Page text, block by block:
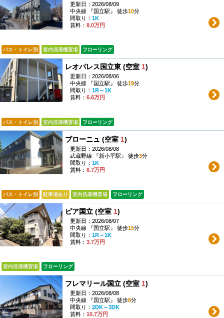
更新日：2026/08/09
中央線 『国立駅』 徒歩10分
間取り： 1K
賃料： 8.0万円
バス・トイレ別 室内洗濯機置場 フローリング
レオパレス国立東 (空室 1)
更新日：2026/08/06
中央線 『国立駅』 徒歩19分
間取り： 1R～1K
賃料： 6.6万円
バス・トイレ別 室内洗濯機置場 フローリング
ブローニュ (空室 1)
更新日：2026/08/08
武蔵野線 『新小平駅』 徒歩3分
間取り： 1K
賃料： 6.7万円
バス・トイレ別 駐車場あり 室内洗濯機置場 フローリング
ピア国立 (空室 1)
更新日：2026/08/07
中央線 『国立駅』 徒歩15分
間取り： 1R～1K
賃料： 3.7万円
室内洗濯機置場 フローリング
フレマリール国立 (空室 1)
更新日：2026/08/08
中央線 『国立駅』 徒歩8分
間取り： 2DK～3DK
賃料： 10.7万円